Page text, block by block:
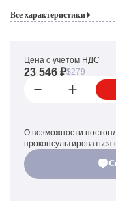
Все характеристики
Цена с учетом НДС
23 546 ₽$279
О возможности